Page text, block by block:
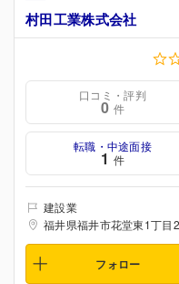
村田工業株式会社
口コミ・評判
0 件
転職・中途面接
1 件
建設業
福井県福井市花堂東1丁目
フォロー